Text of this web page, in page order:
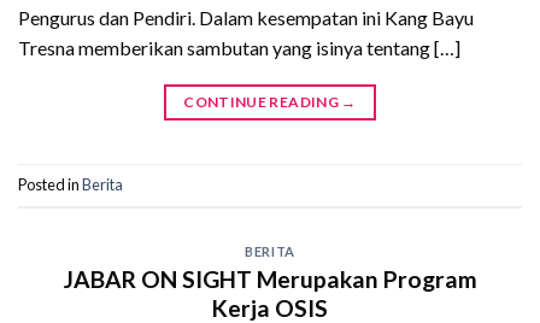
Pengurus dan Pendiri. Dalam kesempatan ini Kang Bayu
Tresna memberikan sambutan yang isinya tentang […]
CONTINUE READING →
Posted inBerita
BERITA
JABAR ON SIGHT Merupakan Program
Kerja OSIS